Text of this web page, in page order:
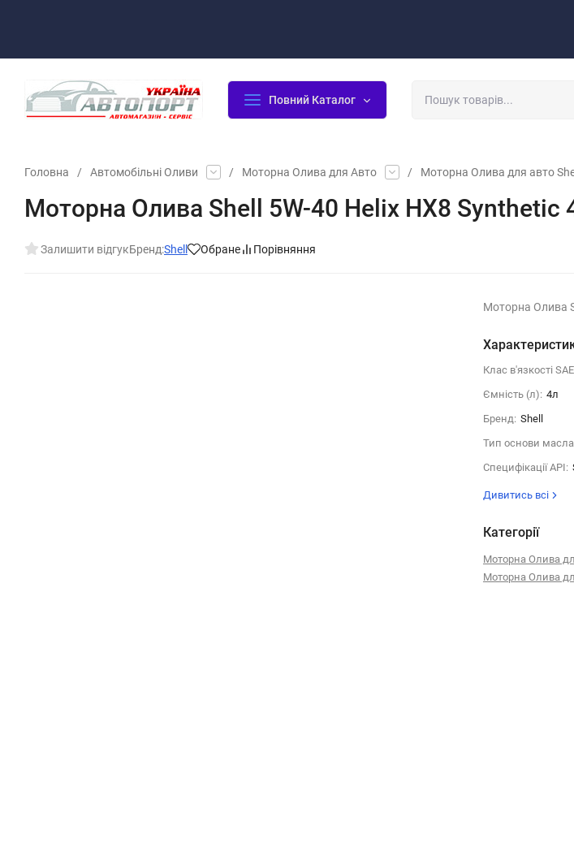
Повний Каталог
Головна / Автомобільні Оливи / Моторна Олива для Авто / Моторна Олива для авто
Моторна Олива Shell 5W-40 Helix HX8 Synthetic
Залишити відгукБренд:Shell Обране Порівняння
Моторна Олива
Клас в'язкості
Ємність (л): 4л
Бренд: Shell
Тип основи
Специфікації API:
Дивитись всі
Категорії
Моторна Олива
Моторна Олива